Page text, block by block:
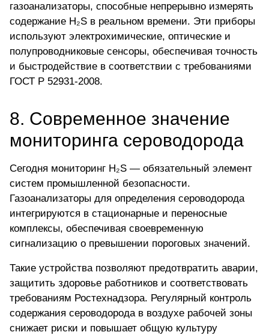
газоанализаторы, способные непрерывно измерять
содержание H₂S в реальном времени. Эти приборы
используют электрохимические, оптические и
полупроводниковые сенсоры, обеспечивая точность
и быстродействие в соответствии с требованиями
ГОСТ Р 52931-2008.
8. Современное значение
мониторинга сероводорода
Сегодня мониторинг H₂S — обязательный элемент
систем промышленной безопасности.
Газоанализаторы для определения сероводорода
интегрируются в стационарные и переносные
комплексы, обеспечивая своевременную
сигнализацию о превышении пороговых значений.
Такие устройства позволяют предотвратить аварии,
защитить здоровье работников и соответствовать
требованиям Ростехнадзора. Регулярный контроль
содержания сероводорода в воздухе рабочей зоны
снижает риски и повышает общую культуру